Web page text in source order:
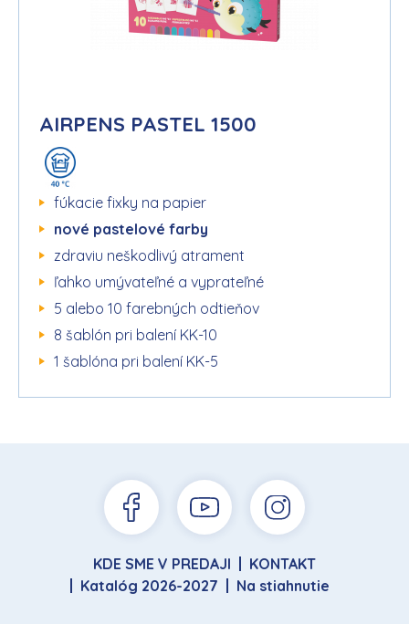
AIRPENS PASTEL 1500
fúkacie fixky na papier
nové pastelové farby
zdraviu neškodlivý atrament
ľahko umývateľné a vyprateľné
5 alebo 10 farebných odtieňov
8 šablón pri balení KK-10
1 šablóna pri balení KK-5
KDE SME V PREDAJI
KONTAKT
Katalóg 2026-2027
Na stiahnutie